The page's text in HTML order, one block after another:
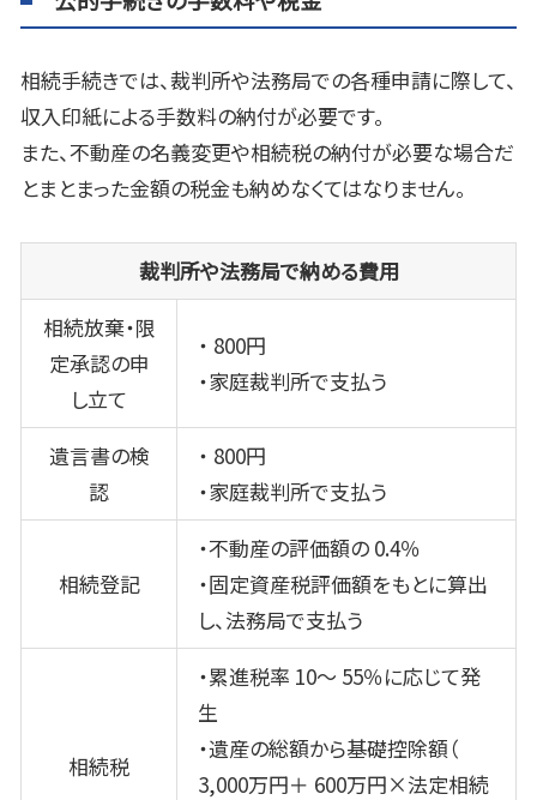
相続手続きでは、裁判所や法務局での各種申請に際して、
収入印紙による手数料の納付が必要です。
また、不動産の名義変更や相続税の納付が必要な場合だ
とまとまった金額の税金も納めなくてはなりません。
裁判所や法務局で納める費用
相続放棄・限
定承認の申
し立て
・ 800円
・家庭裁判所で支払う
遺言書の検
認
・ 800円
・家庭裁判所で支払う
相続登記
・不動産の評価額の 0.4％
・固定資産税評価額をもとに算出
し、法務局で支払う
相続税
・累進税率 10～ 55％に応じて発
生
・遺産の総額から基礎控除額（
3,000万円＋ 600万円×法定相続